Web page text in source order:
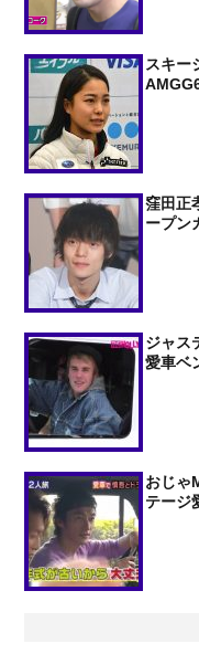
スキー
窪田正
ープン
ジャス
愛車ベ
おじゃ
テージ